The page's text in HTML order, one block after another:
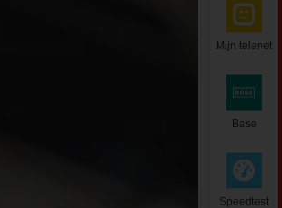
Mijn telenet
Base
Speedtest